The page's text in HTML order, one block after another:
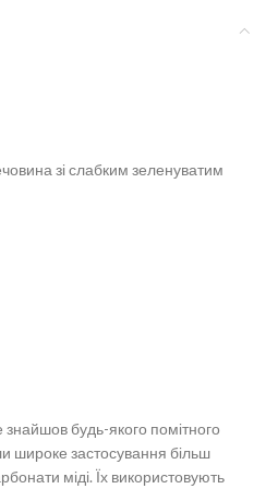
зі слабким зеленуватим
будь-якого помітного
широке застосування більш
міді. Їх використовують